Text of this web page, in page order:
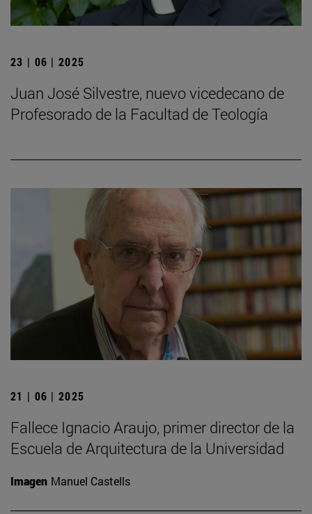
23 | 06 | 2025
Juan José Silvestre, nuevo vicedecano de
Profesorado de la Facultad de Teología
21 | 06 | 2025
Fallece Ignacio Araujo, primer director de la
Escuela de Arquitectura de la Universidad
Imagen Manuel Castells